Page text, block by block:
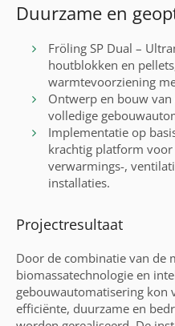
Duurzame en
Fröling SP Dual –
houtblokken en
warmtevoorziening
Ontwerp en bouw
volledige
Implementatie op
krachtig platform
verwarmings-,
installaties.
Projectresultaat
Door de combinatie van de
biomassatechnologie en
gebouwautomatisering kon
efficiënte, duurzame en